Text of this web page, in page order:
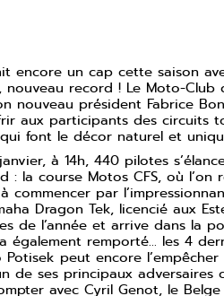
encore un cap cette saison
nouveau record ! Le Moto-Club
nouveau président Fabrice
aux participants des circuits
font le décor naturel et
à 14h, 440 pilotes
: la course Motos CFS, où l’on
commencer par
Dragon Tek, licencié aux
de l’année et arrive dans la
également remporté… les 4
peut encore
de ses principaux adversaires
avec Cyril Genot, le Belge